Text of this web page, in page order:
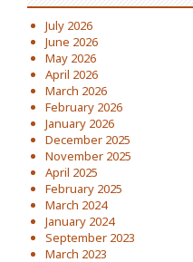
July 2026
June 2026
May 2026
April 2026
March 2026
February 2026
January 2026
December 2025
November 2025
April 2025
February 2025
March 2024
January 2024
September 2023
March 2023